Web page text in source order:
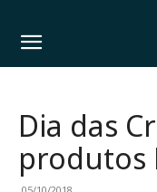
Dia das
produtos